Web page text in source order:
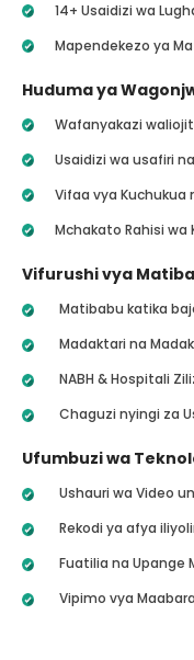
14+ Usaidizi wa
Mapendekezo ya
Huduma ya
Wafanyakazi
Usaidizi wa usafiri
Vifaa vya Kuchukua
Mchakato Rahisi wa
Vifurushi vya
Matibabu katika
Madaktari na
NABH & Hospitali
Chaguzi nyingi za
Ufumbuzi wa
Ushauri wa Video
Rekodi ya afya
Fuatilia na Upange
Vipimo vya